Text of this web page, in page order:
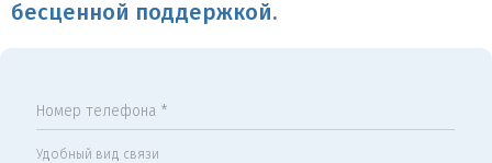
бесценной поддержкой.
Номер телефона *
Удобный вид связи